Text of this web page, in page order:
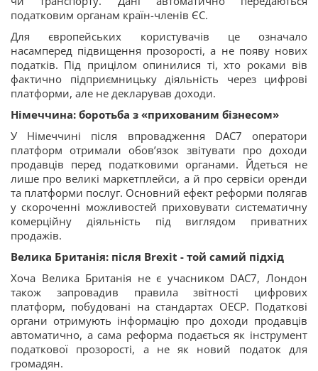
податковим органам країн-членів ЄС.
Для європейських користувачів це означало
насамперед підвищення прозорості, а не появу нових
податків. Під прицілом опинилися ті, хто роками вів
фактично підприємницьку діяльність через цифрові
платформи, але не декларував доходи.
Німеччина: боротьба з «прихованим бізнесом»
У Німеччині після впровадження DAC7 оператори
платформ отримали обов’язок звітувати про доходи
продавців перед податковими органами. Йдеться не
лише про великі маркетплейси, а й про сервіси оренди
та платформи послуг. Основний ефект реформи полягав
у скороченні можливостей приховувати систематичну
комерційну діяльність під виглядом приватних
продажів.
Велика Британія: після Brexit - той самий підхід
Хоча Велика Британія не є учасником DAC7, Лондон
також запровадив правила звітності цифрових
платформ, побудовані на стандартах ОЕСР. Податкові
органи отримують інформацію про доходи продавців
автоматично, а сама реформа подається як інструмент
податкової прозорості, а не як новий податок для
громадян.